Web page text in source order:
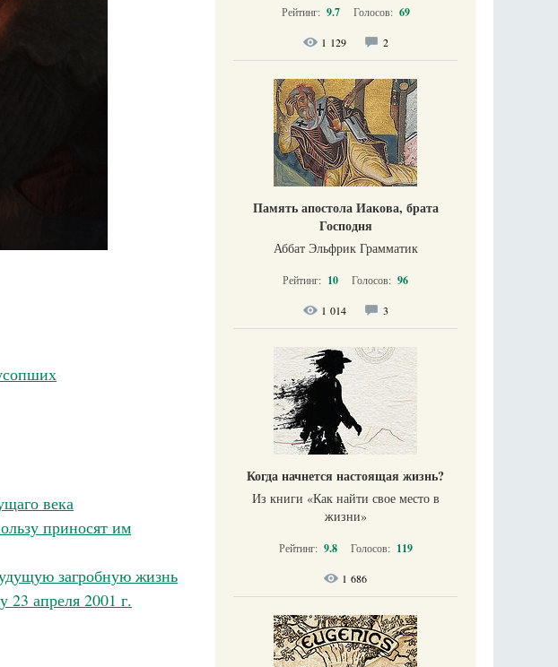
века
приносят им
загробную жизнь
апреля 2001 г.
Рейтинг: 9.7 Голосов: 69
1 129 2
Память апостола Иакова, брата
Господня
Аббат Эльфрик Грамматик
Рейтинг: 10 Голосов: 96
1 014 3
Когда начнется настоящая жизнь?
Из книги «Как найти свое место в
жизни​»
Рейтинг: 9.8 Голосов: 119
1 686